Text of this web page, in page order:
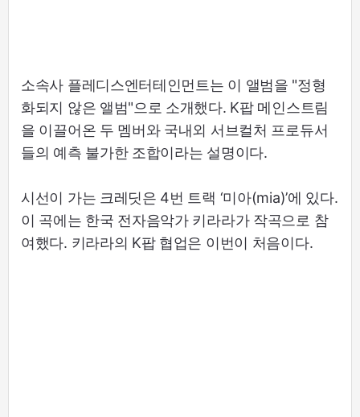
소속사 플레디스엔터테인먼트는 이 앨범을 "정형
화되지 않은 앨범"으로 소개했다. K팝 메인스트림
을 이끌어온 두 멤버와 국내외 서브컬처 프로듀서
들의 예측 불가한 조합이라는 설명이다.
시선이 가는 크레딧은 4번 트랙 ‘미아(mia)’에 있다.
이 곡에는 한국 전자음악가 키라라가 작곡으로 참
여했다. 키라라의 K팝 협업은 이번이 처음이다.